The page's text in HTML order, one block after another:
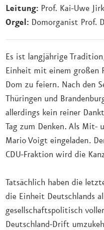
Leitung: Prof. Kai-Uwe
Orgel: Domorganist Prof.
Es ist langjährige
Einheit mit einem großen
Dom zu feiern. Nach den
Thüringen und
allerdings kein reiner
Tag zum Denken. Als Mit-
Mario Voigt eingeladen.
CDU-Fraktion wird die
Tatsächlich haben die
die Einheit Deutschlands
gesellschaftspolitisch
Deutschland-Drift